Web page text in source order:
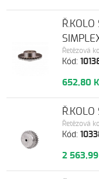
Kód:
Řetězová
652,80
Kód:
Řetězová
2